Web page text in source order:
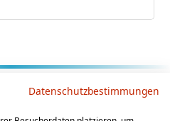
Impressum
Datenschutzbestimmungen